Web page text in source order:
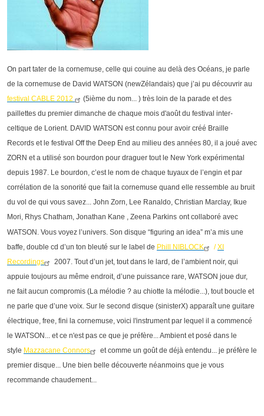
On part tater de la cornemuse, celle qui couine au delà des Océans, je parle
de la cornemuse de David WATSON (newZélandais) que j’ai pu découvrir au
festival CABLE 2012
(5ième du nom... ) très loin de la parade et des
paillettes du premier dimanche de chaque mois d'août du festival inter-
celtique de Lorient. DAVID WATSON est connu pour avoir créé Braille
Records et le festival Off the Deep End au milieu des années 80, il a joué avec
ZORN et a utilisé son bourdon pour draguer tout le New York expérimental
depuis 1987. Le bourdon, c’est le nom de chaque tuyaux de l’engin et par
corrélation de la sonorité que fait la cornemuse quand elle ressemble au bruit
du vol de qui vous savez... John Zorn, Lee Ranaldo, Christian Marclay, Ikue
Mori, Rhys Chatham, Jonathan Kane , Zeena Parkins ont collaboré avec
WATSON. Vous voyez l’univers. Son disque “figuring an idea” m’a mis une
baffe, double cd d’un ton bleuté sur le label de Phill NIBLOCK /XI
Recordings
2007. Tout d’un jet, tout dans le lard, de l’ambient noir, qui
appuie toujours au même endroit, d’une puissance rare, WATSON joue dur,
ne fait aucun compromis (La mélodie ? au chiotte la mélodie...), tout boucle et
ne parle que d’une voix. Sur le second disque (sinisterX) apparaît une guitare
électrique, free, fini la cornemuse, voici l'instrument par lequel il a commencé
le WATSON... et ce n'est pas ce que je préfère... Ambient et posé dans le
style Mazzacane Connors
et comme un goût de déjà entendu... je préfère le
premier disque... Une bien belle découverte néanmoins que je vous
recommande chaudement...